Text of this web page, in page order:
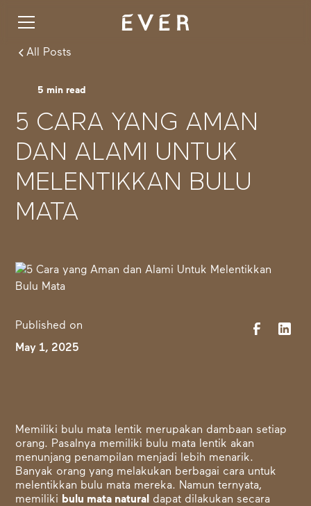
All Posts
5 min read
5 CARA YANG AMAN
DAN ALAMI UNTUK
MELENTIKKAN BULU
MATA
Published on
May 1, 2025
Memiliki bulu mata lentik merupakan dambaan setiap
orang. Pasalnya memiliki bulu mata lentik akan
menunjang penampilan menjadi lebih menarik.
Banyak orang yang melakukan berbagai cara untuk
melentikkan bulu mata mereka. Namun ternyata,
memiliki bulu mata natural
dapat dilakukan secara